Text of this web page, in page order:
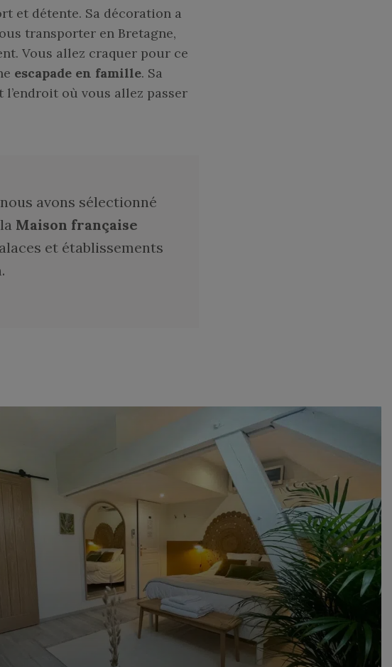
et détente. Sa décoration a
transporter en Bretagne,
Vous allez craquer pour ce
escapade en famille. Sa
où vous allez passer
avons sélectionné
Maison française
et établissements